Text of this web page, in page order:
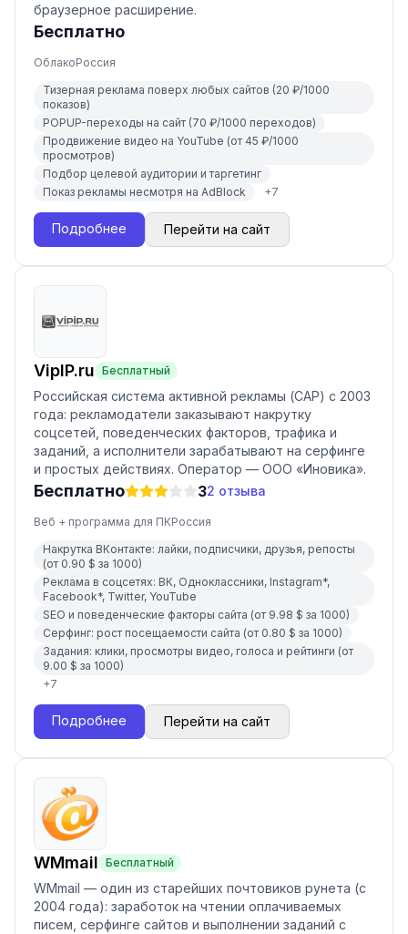
браузерное расширение.
Бесплатно
ОблакоРоссия
Тизерная реклама поверх любых сайтов (20 ₽/1000
показов)
POPUP-переходы на сайт (70 ₽/1000 переходов)
Продвижение видео на YouTube (от 45 ₽/1000
просмотров)
Подбор целевой аудитории и таргетинг
Показ рекламы несмотря на AdBlock
+7
Подробнее Перейти на сайт
VipIP.ru Бесплатный
Российская система активной рекламы (САР) с 2003
года: рекламодатели заказывают накрутку
соцсетей, поведенческих факторов, трафика и
заданий, а исполнители зарабатывают на серфинге
и простых действиях. Оператор — ООО «Иновика».
Бесплатно 32 отзыва
Веб + программа для ПКРоссия
Накрутка ВКонтакте: лайки, подписчики, друзья, репосты
(от 0.90 $ за 1000)
Реклама в соцсетях: ВК, Одноклассники, Instagram*,
Facebook*, Twitter, YouTube
SEO и поведенческие факторы сайта (от 9.98 $ за 1000)
Серфинг: рост посещаемости сайта (от 0.80 $ за 1000)
Задания: клики, просмотры видео, голоса и рейтинги (от
9.00 $ за 1000)
+7
Подробнее Перейти на сайт
WMmail Бесплатный
WMmail — один из старейших почтовиков рунета (с
2004 года): заработок на чтении оплачиваемых
писем, серфинге сайтов и выполнении заданий с